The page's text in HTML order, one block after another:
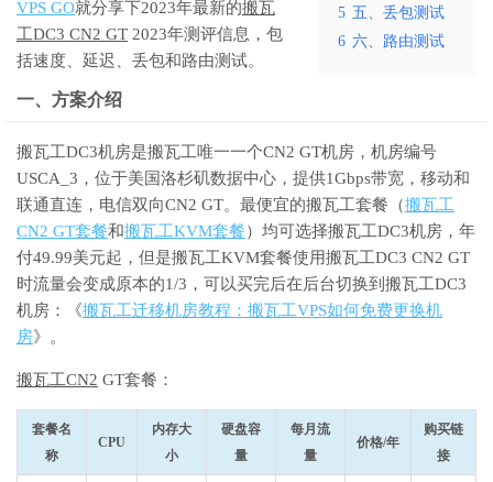
5 五、丢包测试
6 六、路由测试
VPS GO就分享下2023年最新的搬瓦
工DC3 CN2 GT 2023年测评信息，包
括速度、延迟、丢包和路由测试。
一、方案介绍
搬瓦工DC3机房是搬瓦工唯一一个CN2 GT机房，机房编号
USCA_3，位于美国洛杉矶数据中心，提供1Gbps带宽，移动和
联通直连，电信双向CN2 GT。最便宜的搬瓦工套餐（搬瓦工
CN2 GT套餐和搬瓦工KVM套餐）均可选择搬瓦工DC3机房，年
付49.99美元起，但是搬瓦工KVM套餐使用搬瓦工DC3 CN2 GT
时流量会变成原本的1/3，可以买完后在后台切换到搬瓦工DC3
机房：《搬瓦工迁移机房教程：搬瓦工VPS如何免费更换机
房》。
搬瓦工CN2 GT套餐：
套餐名
称
CPU
内存大
小
硬盘容
量
每月流
量
价格/年
购买链
接